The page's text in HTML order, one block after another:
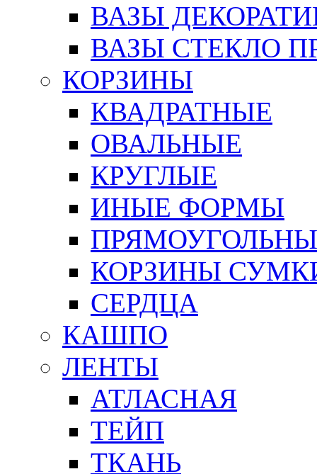
ВАЗЫ
ВАЗЫ СТЕКЛО
КОРЗИНЫ
КВАДРАТНЫЕ
ОВАЛЬНЫЕ
КРУГЛЫЕ
ИНЫЕ ФОРМЫ
КОРЗИНЫ
СЕРДЦА
КАШПО
ЛЕНТЫ
АТЛАСНАЯ
ТЕЙП
ТКАНЬ